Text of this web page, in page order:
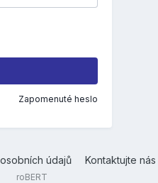
Zapomenuté heslo
údajů Kontaktujte nás
roBERT